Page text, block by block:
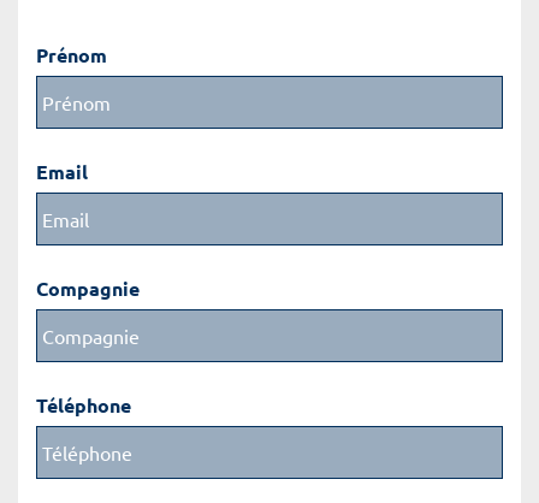
Prénom
Email
Compagnie
Téléphone